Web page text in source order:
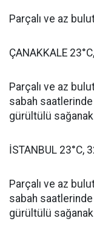
Parçalı ve az
ÇANAKKALE
Parçalı ve az
sabah
gürültülü sağanak
İSTANBUL 23°C,
Parçalı ve az
sabah
gürültülü sağanak